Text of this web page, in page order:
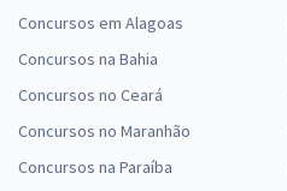
Concursos em Alagoas
Concursos na Bahia
Concursos no Ceará
Concursos no Maranhão
Concursos na Paraíba